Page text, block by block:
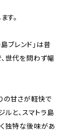
す。
ブレンド」は昔
世代を問わず幅
の甘さが軽快で
ルと、スマトラ島
独特な後味があ